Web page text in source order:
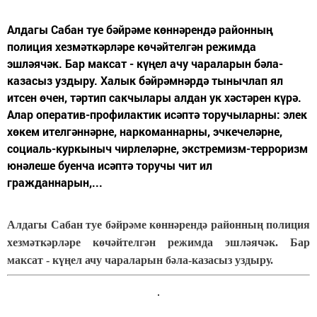
Алдагы Сабан туе бәйрәме көннәрендә районның
полиция хезмәткәрләре көчәйтелгән режимда
эшләячәк. Бар максат - күңел ачу чараларын бәла-
казасыз уздыру. Халык бәйрәмнәрдә тынычлап ял
итсен өчен, тәртип сакчылары алдан ук хәстәрен күрә.
Алар оператив-профилактик исәптә торучыларны: элек
хөкем ителгәннәрне, наркоманнарны, эчкечеләрне,
социаль-куркыныч чирлеләрне, экстремизм-терроризм
юнәлеше буенча исәптә торучы чит ил
гражданнарын,...
Алдагы Сабан туе бәйрәме көннәрендә районның полиция
хезмәткәрләре көчәйтелгән режимда эшләячәк. Бар
максат - күңел ачу чараларын бәла-казасыз уздыру.